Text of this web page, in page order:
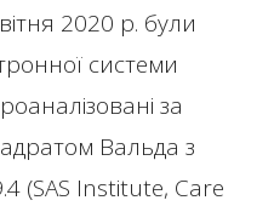
2020 р. були
системи
за
Вальда з
(SAS Institute, Care